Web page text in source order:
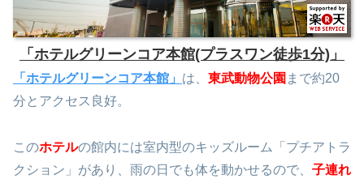
「ホテルグリーンコア本館(プラスワン徒歩1分)」
「ホテルグリーンコア本館」 は、 東武動物公園 まで約20
分とアクセス良好。
このホテルの館内には室内型のキッズルーム「プチアトラ
クション」があり、雨の日でも体を動かせるので、 子連れ